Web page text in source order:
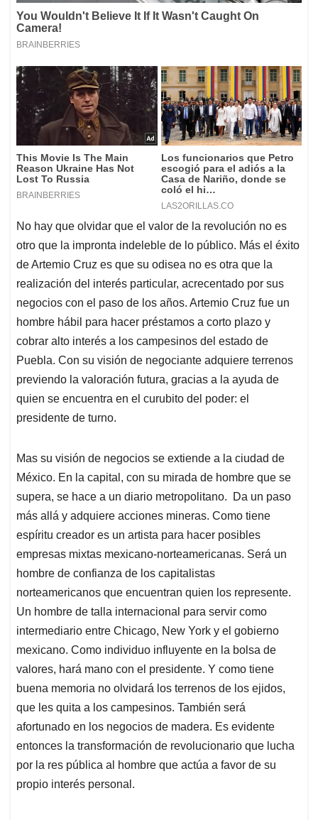
No hay que olvidar que el valor de la revolución no es
otro que la impronta indeleble de lo público. Más el éxito
de Artemio Cruz es que su odisea no es otra que la
realización del interés particular, acrecentado por sus
negocios con el paso de los años. Artemio Cruz fue un
hombre hábil para hacer préstamos a corto plazo y
cobrar alto interés a los campesinos del estado de
Puebla. Con su visión de negociante adquiere terrenos
previendo la valoración futura, gracias a la ayuda de
quien se encuentra en el curubito del poder: el
presidente de turno.
Mas su visión de negocios se extiende a la ciudad de
México. En la capital, con su mirada de hombre que se
supera, se hace a un diario metropolitano. Da un paso
más allá y adquiere acciones mineras. Como tiene
espíritu creador es un artista para hacer posibles
empresas mixtas mexicano-norteamericanas. Será un
hombre de confianza de los capitalistas
norteamericanos que encuentran quien los represente.
Un hombre de talla internacional para servir como
intermediario entre Chicago, New York y el gobierno
mexicano. Como individuo influyente en la bolsa de
valores, hará mano con el presidente. Y como tiene
buena memoria no olvidará los terrenos de los ejidos,
que les quita a los campesinos. También será
afortunado en los negocios de madera. Es evidente
entonces la transformación de revolucionario que lucha
por la res pública al hombre que actúa a favor de su
propio interés personal.